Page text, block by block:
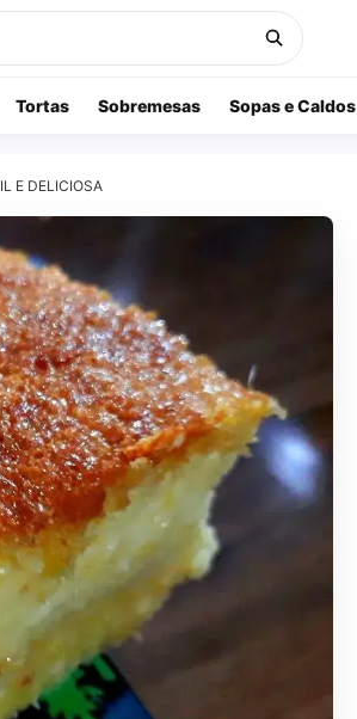
Tortas Sobremesas Sopas e Caldos
E DELICIOSA